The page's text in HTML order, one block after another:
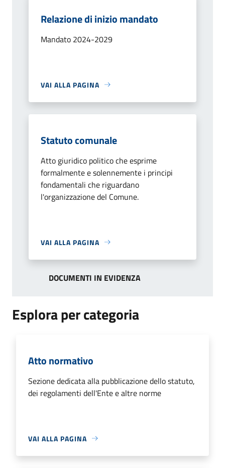
Relazione di inizio mandato
Mandato 2024-2029
VAI ALLA PAGINA
Statuto comunale
Atto giuridico politico che esprime
formalmente e solennemente i principi
fondamentali che riguardano
l'organizzazione del Comune.
VAI ALLA PAGINA
DOCUMENTI IN EVIDENZA
Esplora per categoria
Atto normativo
Sezione dedicata alla pubblicazione dello statuto,
dei regolamenti dell'Ente e altre norme
VAI ALLA PAGINA